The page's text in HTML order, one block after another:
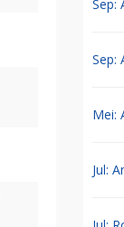
Sep:
Sep:
Mei:
Jul: